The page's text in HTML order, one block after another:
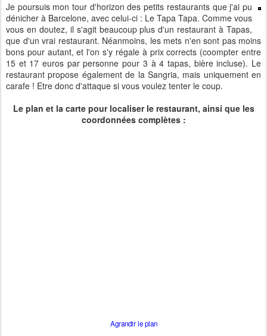
Je poursuis mon tour d'horizon des petits restaurants que j'ai pu
dénicher à Barcelone, avec celui-ci : Le Tapa Tapa. Comme vous
vous en doutez, il s'agit beaucoup plus d'un restaurant à Tapas,
que d'un vrai restaurant. Néanmoins, les mets n'en sont pas moins
bons pour autant, et l'on s'y régale à prix corrects (coompter entre
15 et 17 euros par personne pour 3 à 4 tapas, bière incluse). Le
restaurant propose également de la Sangria, mais uniquement en
carafe ! Etre donc d'attaque si vous voulez tenter le coup.
Le plan et la carte pour localiser le restaurant, ainsi que les
coordonnées complètes :
Agrandir le plan